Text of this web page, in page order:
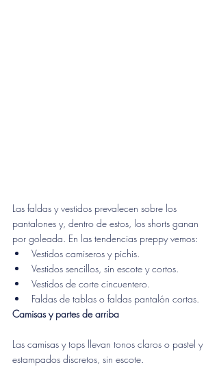
Las faldas y vestidos prevalecen sobre los
pantalones y, dentro de estos, los shorts ganan
por goleada. En las tendencias preppy vemos:
Vestidos camiseros y pichis.
Vestidos sencillos, sin escote y cortos.
Vestidos de corte cincuentero.
Faldas de tablas o faldas pantalón cortas.
Camisas y partes de arriba
Las camisas y tops llevan tonos claros o pastel y
estampados discretos, sin escote.